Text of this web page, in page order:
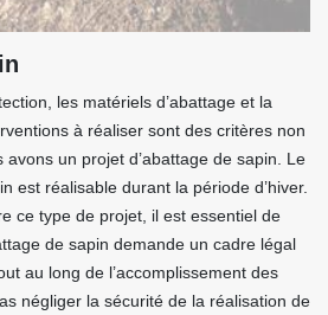
les matériels d’abattage et la
à réaliser sont des critères non
un projet d’abattage de sapin. Le
est réalisable durant la période d’hiver.
ce type de projet, il est essentiel de
de sapin demande un cadre légal
au long de l’accomplissement des
négliger la sécurité de la réalisation de